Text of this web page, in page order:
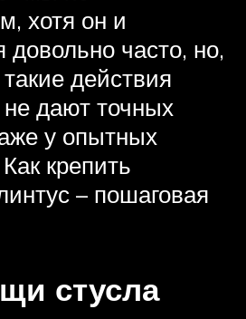
хотя он и
довольно часто, но,
действия
не дают точных
у опытных
крепить
– пошаговая
стусла